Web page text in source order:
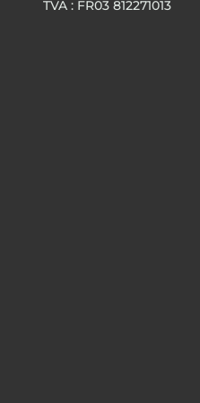
TVA : FR03 812271013